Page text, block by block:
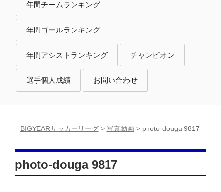
年間チームランキング
年間ゴールランキング
年間アシストランキング チャンピオン
選手個人成績 お問い合わせ
BIGYEARサッカーリーグ> 写真動画 > photo-douga 9817
photo-douga 9817